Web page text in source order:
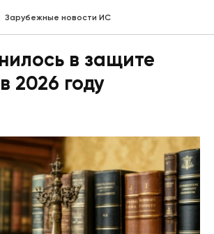
Зарубежные новости ИС
в защите
2026 году